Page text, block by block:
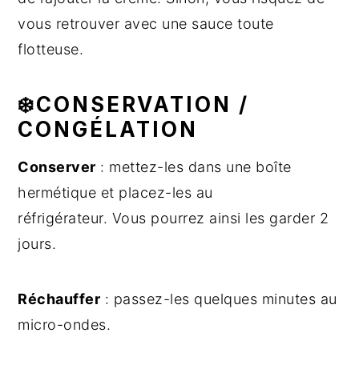
vous retrouver avec une sauce toute
flotteuse.
❄️CONSERVATION /
CONGÉLATION
Conserver : mettez-les dans une boîte
hermétique et placez-les au
réfrigérateur. Vous pourrez ainsi les garder 2
jours.
Réchauffer : passez-les quelques minutes au
micro-ondes.